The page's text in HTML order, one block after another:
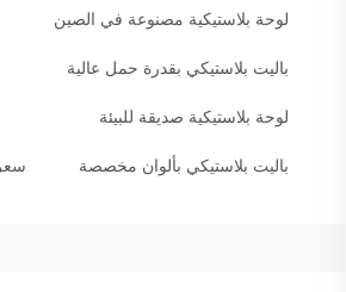
لوحة بلاستيكية مصنوعة في الصين
باليت بلاستيكي بقدرة حمل عالية
لوحة بلاستيكية صديقة للبيئة
باليت بلاستيكي بألوان مخصصة